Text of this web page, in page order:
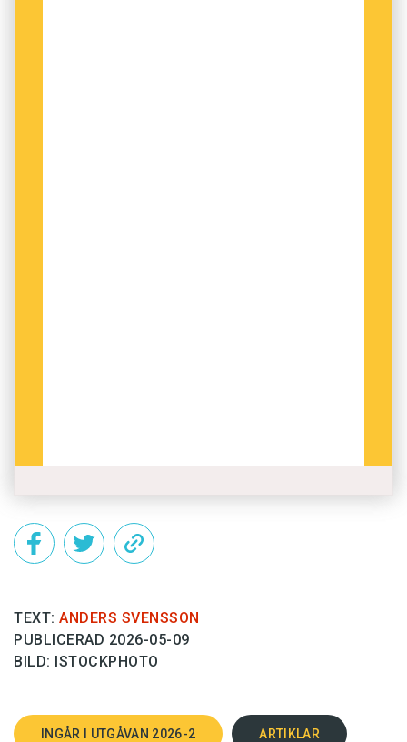
TEXT: ANDERS SVENSSON
PUBLICERAD 2026-05-09
BILD: ISTOCKPHOTO
INGÅR I UTGÅVAN 2026-2 ARTIKLAR